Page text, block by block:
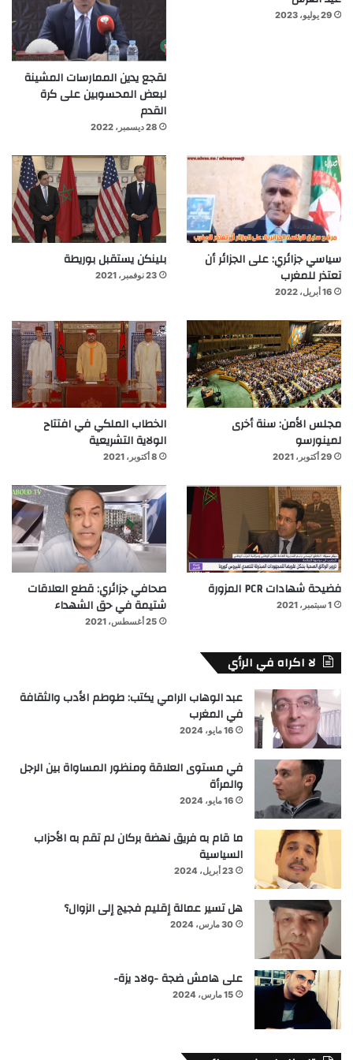
29 يوليو، 2023
لقجع يدين الممارسات المشينة
لبعض المحسوبين على كرة
القدم
28 ديسمبر، 2022
سياسي جزائري: على الجزائر أن
تعتذر للمغرب
16 أبريل، 2022
بلينكن يستقبل بوريطة
23 نوفمبر، 2021
مجلس الأمن: سنة أخرى
لمينورسو
29 أكتوبر، 2021
الخطاب الملكي في افتتاح
الولاية التشريعية
8 أكتوبر، 2021
فضيحة شهادات PCR المزورة
1 سبتمبر، 2021
صحافي جزائري: قطع العلاقات
شتيمة في حق الشهداء
25 أغسطس، 2021
لا اكراه في الرأي
عبد الوهاب الرامي يكتب: طوطم الأدب والثقافة
في المغرب
16 مايو، 2024
في مستوى العلاقة ومنظور المساواة بين الرجل
والمرأة
16 مايو، 2024
ما قام به فريق نهضة بركان لم تقم به الأحزاب
السياسية
23 أبريل، 2024
هل تسير عمالة إقليم فجيج إلى الزوال؟
30 مارس، 2024
على هامش ضجة -ولاد يزة-
15 مارس، 2024